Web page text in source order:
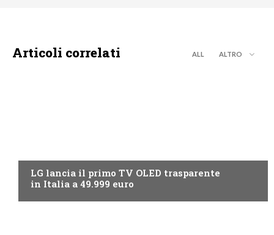
Articoli correlati ALL ALTRO
LG lancia il primo TV OLED trasparente
in Italia a 49.999 euro